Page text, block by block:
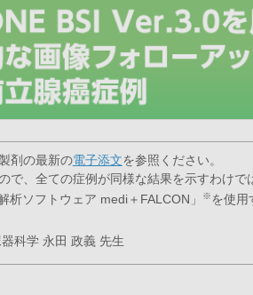
剤の最新の電子添文を参照ください。
で、全ての症例が同様な結果を示すわけで
析ソフトウェア medi＋FALCON」
※を使用
科学 永田 政義 先生